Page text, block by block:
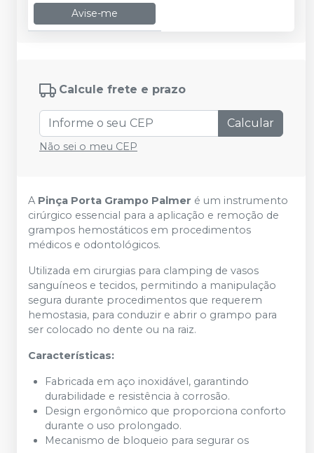
Avise-me
Calcule frete e prazo
Calcular
Não sei o meu CEP
A Pinça Porta Grampo Palmer é um instrumento
cirúrgico essencial para a aplicação e remoção de
grampos hemostáticos em procedimentos
médicos e odontológicos.
Utilizada em cirurgias para clamping de vasos
sanguíneos e tecidos, permitindo a manipulação
segura durante procedimentos que requerem
hemostasia, para conduzir e abrir o grampo para
ser colocado no dente ou na raiz.
Características:
Fabricada em aço inoxidável, garantindo
durabilidade e resistência à corrosão.
Design ergonômico que proporciona conforto
durante o uso prolongado.
Mecanismo de bloqueio para segurar os